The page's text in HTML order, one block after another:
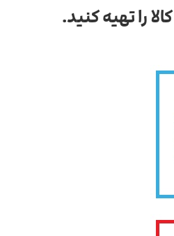
را تهیه کنید.